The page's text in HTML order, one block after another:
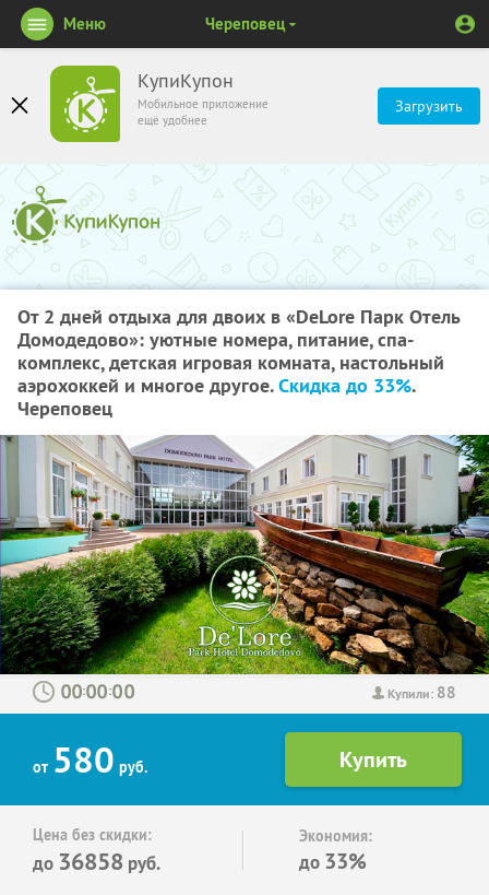
КупиКупон
Мобильное приложение
ещё удобнее
Загрузить
Меню Череповец
От 2 дней отдыха для двоих в «DeLore Парк Отель
Домодедово»: уютные номера, питание, спа-
комплекс, детская игровая комната, настольный
аэрохоккей и многое другое.Скидка до 33%.
Череповец
Купили: 88
: :
от 580 руб.
Цена без скидки:
до 36858 руб.
Экономия:
до 33%